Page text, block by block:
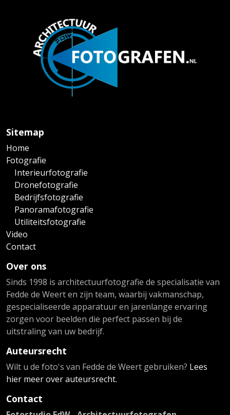
Sitemap
Home
Fotografie
Interieurfotografie
Dronefotografie
Bedrijfsfotografie
Panoramafotografie
Utiliteitsfotografie
Video
Contact
Over ons
Sinds 1998 is architectuurfotografie de specialisatie van
Fedde de Weert en zijn team, waarbij vakmanschap,
gespecialiseerde apparatuur en jarenlange ervaring
zorgen voor beelden die perfect passen bij de
uitstraling van uw bedrijf.
Auteursrecht
Wilt u de foto's van Fedde de Weert gebruiken? Lees
hier meer over auteursrecht.
Contact